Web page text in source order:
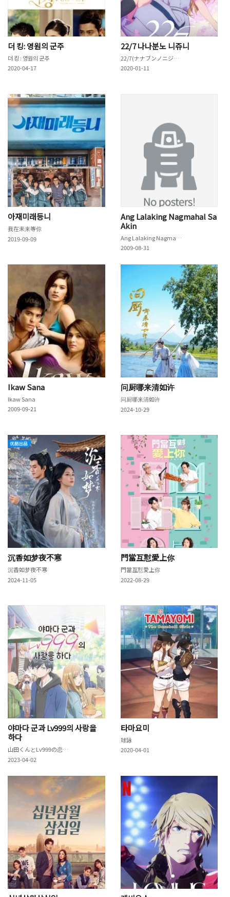
더 킹: 영원의 군주
더 킹 : 영원의 군주
2020-04-17
22/7 나나분노 니쥬니
22/7(ナナブンノニジュウニ)
2020-01-11
아재미래등니
我在未来等你
2019-09-09
Ang Lalaking Nagmahal Sa
Akin
Ang Lalaking Nagmahal Sa Akin
2009-08-31
Ikaw Sana
Ikaw Sana
2009-09-21
问厨哪来清如许
问厨哪来清如许
2024-10-29
沉香如梦夜不寒
沉香如梦夜不寒
2024-11-05
門當互懟愛上你
門當互懟愛上你
2022-08-29
야마다 군과 Lv999의 사랑을
하다
山田くんとLv999の恋をする
2023-04-02
타마요미
球詠
2020-04-01